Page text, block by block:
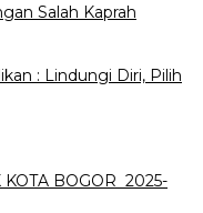
Salah Kaprah
: Lindungi Diri, Pilih
BOGOR 2025-